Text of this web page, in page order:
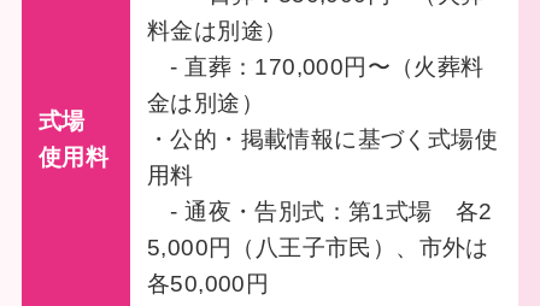
式場
使用料
料金は別途）
- 直葬：170,000円〜（火葬料
金は別途）
・公的・掲載情報に基づく式場使
用料
- 通夜・告別式：第1式場 各2
5,000円（八王子市民）、市外は
各50,000円